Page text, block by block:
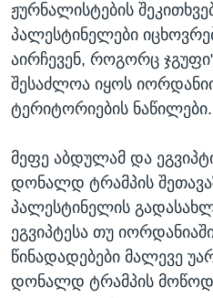
ჟურნალისტების
პალესტინელები
აირჩევენ, როგორც
შესაძლოა იყოს
ტერიტორიების ნაწილები.
მეფე აბდულამ და
დონალდ ტრამპის
პალესტინელის
ეგვიპტესა თუ
წინადადებები მალევე
დონალდ ტრამპის